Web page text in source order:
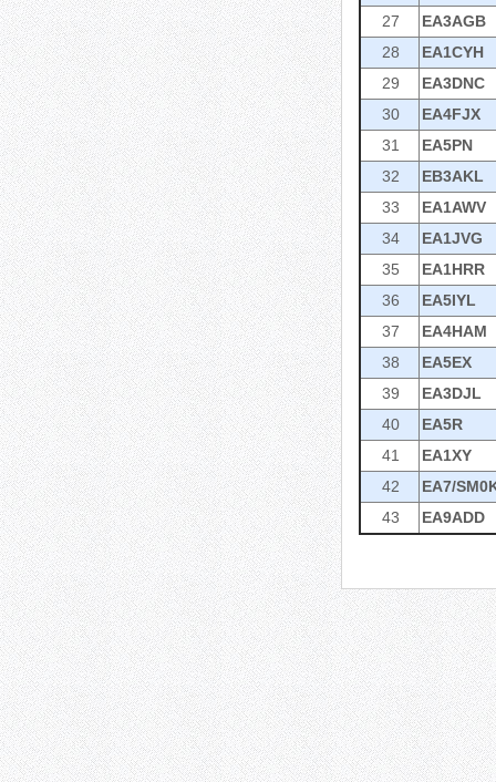
27
EA3AGB
28
EA1CYH
29
EA3DNC
30
EA4FJX
31
EA5PN
32
EB3AKL
33
EA1AWV
34
EA1JVG
35
EA1HRR
36
EA5IYL
37
EA4HAM
38
EA5EX
39
EA3DJL
40
EA5R
41
EA1XY
42
EA7/
43
EA9ADD